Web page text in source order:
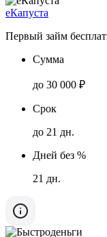
еКапуста
Первый займ
Сумма
до 30 000 ₽
Срок
до 21 дн.
Дней без %
21 дн.